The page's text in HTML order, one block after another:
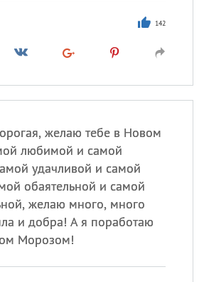
142
желаю тебе в Новом
любимой и самой
удачливой и самой
обаятельной и самой
желаю много, много
и добра! А я поработаю
Морозом!